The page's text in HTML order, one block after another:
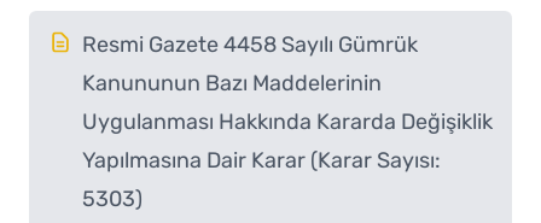
Resmi Gazete 4458 Sayılı Gümrük
Kanununun Bazı Maddelerinin
Uygulanması Hakkında Kararda Değişiklik
Yapılmasına Dair Karar (Karar Sayısı:
5303)